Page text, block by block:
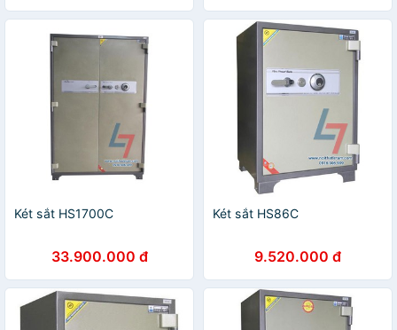
Két sắt HS1700C
33.900.000 đ
Két sắt HS86C
9.520.000 đ